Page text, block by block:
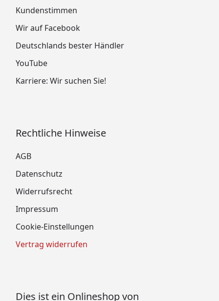
Kundenstimmen
Wir auf Facebook
Deutschlands bester Händler
YouTube
Karriere: Wir suchen Sie!
Rechtliche Hinweise
AGB
Datenschutz
Widerrufsrecht
Impressum
Cookie-Einstellungen
Vertrag widerrufen
Dies ist ein Onlineshop von